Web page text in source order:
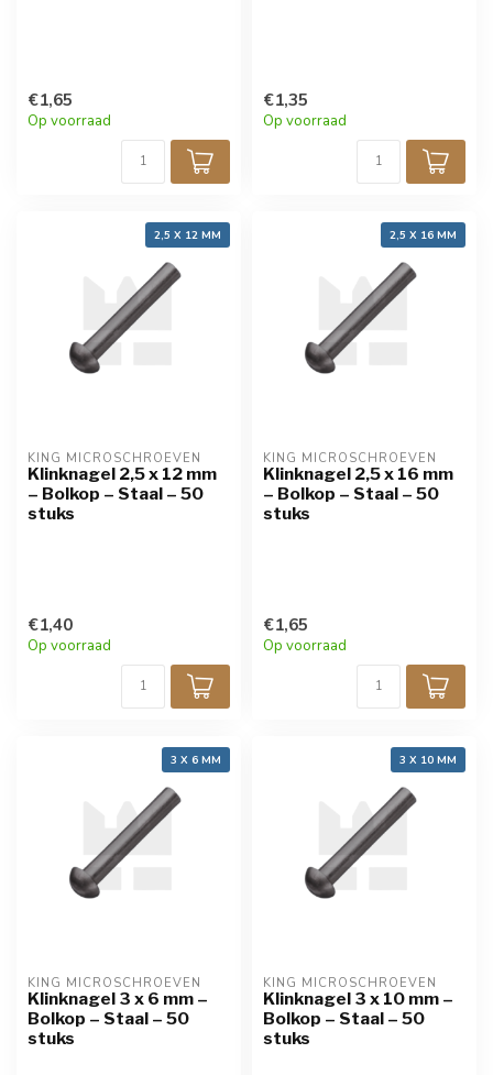
€1,65
Op voorraad
€1,35
Op voorraad
2,5 X 12 MM
KING MICROSCHROEVEN
Klinknagel 2,5 x 12 mm
– Bolkop – Staal – 50
stuks
€1,40
Op voorraad
2,5 X 16 MM
KING MICROSCHROEVEN
Klinknagel 2,5 x 16 mm
– Bolkop – Staal – 50
stuks
€1,65
Op voorraad
3 X 6 MM
KING MICROSCHROEVEN
Klinknagel 3 x 6 mm –
Bolkop – Staal – 50
stuks
3 X 10 MM
KING MICROSCHROEVEN
Klinknagel 3 x 10 mm –
Bolkop – Staal – 50
stuks